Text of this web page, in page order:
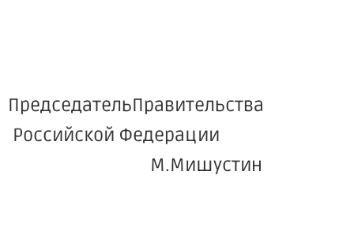
ПредседательПравительства
Российской Федерации
М.Мишустин